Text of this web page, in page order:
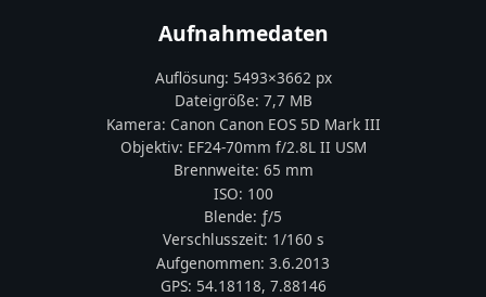
Aufnahmedaten
Auflösung: 5493×3662 px
Dateigröße: 7,7 MB
Kamera: CanonCanon EOS 5D Mark III
Objektiv: EF24-70mm f/2.8L II USM
Brennweite: 65 mm
ISO: 100
Blende: ƒ/5
Verschlusszeit: 1/160 s
Aufgenommen: 3.6.2013
GPS: 54.18118, 7.88146